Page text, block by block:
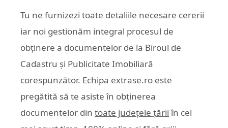
Tu ne furnizezi toate detaliile necesare cererii
iar noi gestionăm integral procesul de
obținere a documentelor de la Biroul de
Cadastru și Publicitate Imobiliară
corespunzător. Echipa extrase.ro este
pregătită să te asiste în obținerea
documentelor din toate județele țării în cel